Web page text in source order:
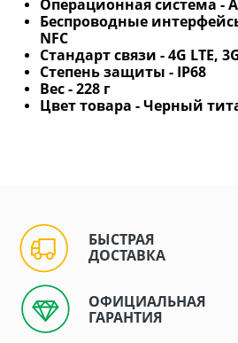
Операционная система -
Беспроводные
NFC
Стандарт связи - 4G LTE,
Степень защиты - IP68
Вес - 228 г
Цвет товара - Черный
БЫСТРАЯ
ДОСТАВКА
ОФИЦИАЛЬНАЯ
ГАРАНТИЯ